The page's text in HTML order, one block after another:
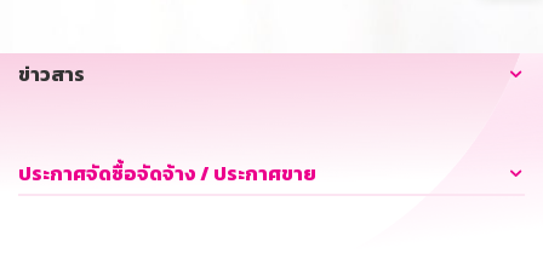
ข่าวสาร
ประกาศจัดซื้อจัดจ้าง / ประกาศขาย